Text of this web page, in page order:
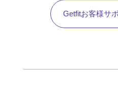
Getfitお客様サ